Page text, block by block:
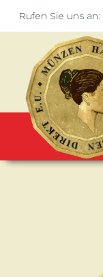
Rufen Sie uns an: